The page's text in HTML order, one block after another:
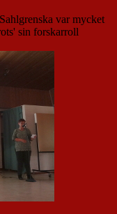
var mycket
sin forskarroll